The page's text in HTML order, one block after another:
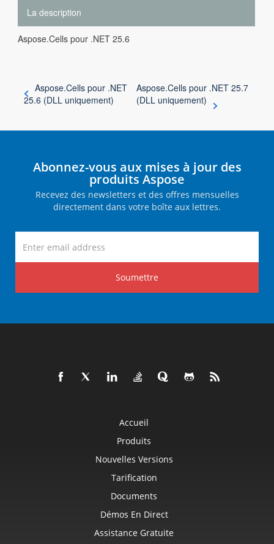
La description
Aspose.Cells pour .NET 25.6
Aspose.Cells pour .NET
25.6 (DLL uniquement)
Aspose.Cells pour .NET 25.7
(DLL uniquement)
Abonnez-vous aux mises à jour des
produits Aspose
Recevez des newsletters et des offres mensuelles
directement dans votre boîte aux lettres.
Soumettre
Accueil
Produits
Nouvelles Versions
Tarification
Documents
Démos En Direct
Assistance Gratuite